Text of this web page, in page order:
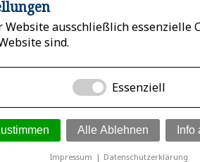
ausschließlich essenzielle
sind.
Essenziell
Alle Ablehnen
Impressum | Datenschutzerklärung
Tätige